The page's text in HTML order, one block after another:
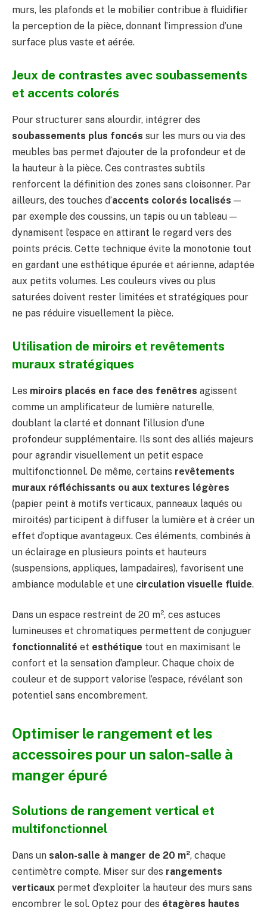
murs, les plafonds et le mobilier contribue à fluidifier
la perception de la pièce, donnant l’impression d’une
surface plus vaste et aérée.
Jeux de contrastes avec soubassements
et accents colorés
Pour structurer sans alourdir, intégrer des
soubassements plus foncés sur les murs ou via des
meubles bas permet d’ajouter de la profondeur et de
la hauteur à la pièce. Ces contrastes subtils
renforcent la définition des zones sans cloisonner. Par
ailleurs, des touches d’accents colorés localisés —
par exemple des coussins, un tapis ou un tableau —
dynamisent l’espace en attirant le regard vers des
points précis. Cette technique évite la monotonie tout
en gardant une esthétique épurée et aérienne, adaptée
aux petits volumes. Les couleurs vives ou plus
saturées doivent rester limitées et stratégiques pour
ne pas réduire visuellement la pièce.
Utilisation de miroirs et revêtements
muraux stratégiques
Les miroirs placés en face des fenêtres agissent
comme un amplificateur de lumière naturelle,
doublant la clarté et donnant l’illusion d’une
profondeur supplémentaire. Ils sont des alliés majeurs
pour agrandir visuellement un petit espace
multifonctionnel. De même, certains revêtements
muraux réfléchissants ou aux textures légères
(papier peint à motifs verticaux, panneaux laqués ou
miroités) participent à diffuser la lumière et à créer un
effet d’optique avantageux. Ces éléments, combinés à
un éclairage en plusieurs points et hauteurs
(suspensions, appliques, lampadaires), favorisent une
ambiance modulable et une circulation visuelle fluide.
Dans un espace restreint de 20 m², ces astuces
lumineuses et chromatiques permettent de conjuguer
fonctionnalité et esthétique tout en maximisant le
confort et la sensation d’ampleur. Chaque choix de
couleur et de support valorise l’espace, révélant son
potentiel sans encombrement.
Optimiser le rangement et les
accessoires pour un salon-salle à
manger épuré
Solutions de rangement vertical et
multifonctionnel
Dans un salon-salle à manger de 20 m², chaque
centimètre compte. Miser sur des rangements
verticaux permet d’exploiter la hauteur des murs sans
encombrer le sol. Optez pour des étagères hautes